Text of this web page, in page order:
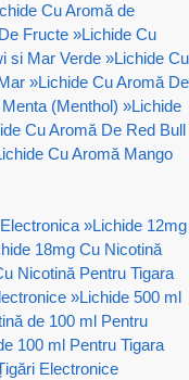
Cu Aromă de
Fructe »Lichide Cu
si Mar Verde »Lichide Cu
»Lichide Cu Aromă De
(Menthol) »Lichide
Cu Aromă De Red Bull
Cu Aromă Mango
»Lichide 12mg
18mg Cu Nicotină
Nicotină Pentru Tigara
»Lichide 500 ml
de 100 ml Pentru
100 ml Pentru Tigara
Electronice